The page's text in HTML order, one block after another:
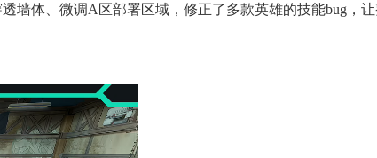
墙体、微调A区部署区域，修正了多款英雄的技能bug，